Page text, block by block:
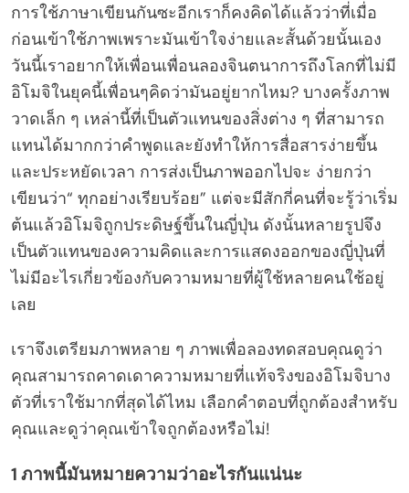
การใช้ภาษาเขียนกันซะอีกเราก็คงคิดได้แล้วว่าที่เมื่อ
ก่อนเข้าใช้ภาพเพราะมันเข้าใจง่ายและสั้นด้วยนั้นเอง
วันนี้เราอยากให้เพื่อนเพื่อนลองจินตนาการถึงโลกที่ไม่มี
อิโมจิในยุคนี้เพื่อนๆคิดว่ามันอยู่ยากไหม? บางครั้งภาพ
วาดเล็ก ๆ เหล่านี้ที่เป็นตัวแทนของสิ่งต่าง ๆ ที่สามารถ
แทนได้มากกว่าคำพูดและยังทำให้การสื่อสารง่ายขึ้น
และประหยัดเวลา การส่งเป็นภาพออกไปจะ ง่ายกว่า
เขียนว่า“ ทุกอย่างเรียบร้อย” แต่จะมีสักกี่คนที่จะรู้ว่าเริ่ม
ต้นแล้วอิโมจิถูกประดิษฐ์ขึ้นในญี่ปุ่น ดังนั้นหลายรูปจึง
เป็นตัวแทนของความคิดและการแสดงออกของญี่ปุ่นที่
ไม่มีอะไรเกี่ยวข้องกับความหมายที่ผู้ใช้หลายคนใช้อยู่
เลย
เราจึงเตรียมภาพหลาย ๆ ภาพเพื่อลองทดสอบคุณดูว่า
คุณสามารถคาดเดาความหมายที่แท้จริงของอิโมจิบาง
ตัวที่เราใช้มากที่สุดได้ไหม เลือกคำตอบที่ถูกต้องสำหรับ
คุณและดูว่าคุณเข้าใจถูกต้องหรือไม่!
1 ภาพนี้มันหมายความว่าอะไรกันแน่นะ